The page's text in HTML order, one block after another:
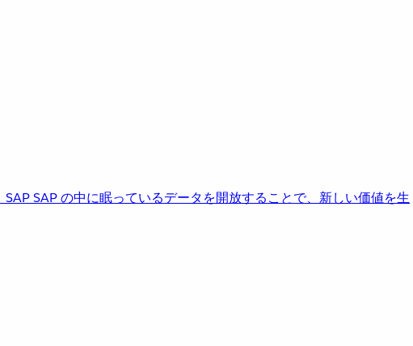
SAPSAP の中に眠っているデータを開放することで、新しい価値を生